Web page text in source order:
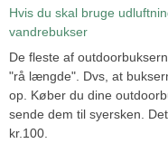
Hvis du skal bruge
vandrebukser
De fleste af
"rå længde". Dvs, at
op. Køber du dine
sende dem til syersken.
kr.100.